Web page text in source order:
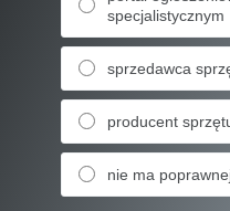
specjalistycznym
sprzedawca
producent
nie ma